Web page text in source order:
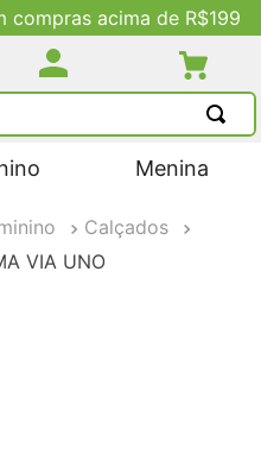
compras acima de R$199
Menina
Calçados
VIA UNO